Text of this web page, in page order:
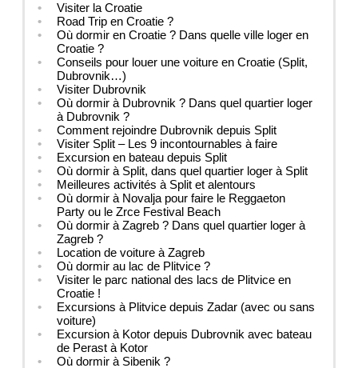
Visiter la Croatie
Road Trip en Croatie ?
Où dormir en Croatie ? Dans quelle ville loger en
Croatie ?
Conseils pour louer une voiture en Croatie (Split,
Dubrovnik…)
Visiter Dubrovnik
Où dormir à Dubrovnik ? Dans quel quartier loger
à Dubrovnik ?
Comment rejoindre Dubrovnik depuis Split
Visiter Split – Les 9 incontournables à faire
Excursion en bateau depuis Split
Où dormir à Split, dans quel quartier loger à Split
Meilleures activités à Split et alentours
Où dormir à Novalja pour faire le Reggaeton
Party ou le Zrce Festival Beach
Où dormir à Zagreb ? Dans quel quartier loger à
Zagreb ?
Location de voiture à Zagreb
Où dormir au lac de Plitvice ?
Visiter le parc national des lacs de Plitvice en
Croatie !
Excursions à Plitvice depuis Zadar (avec ou sans
voiture)
Excursion à Kotor depuis Dubrovnik avec bateau
de Perast à Kotor
Où dormir à Sibenik ?